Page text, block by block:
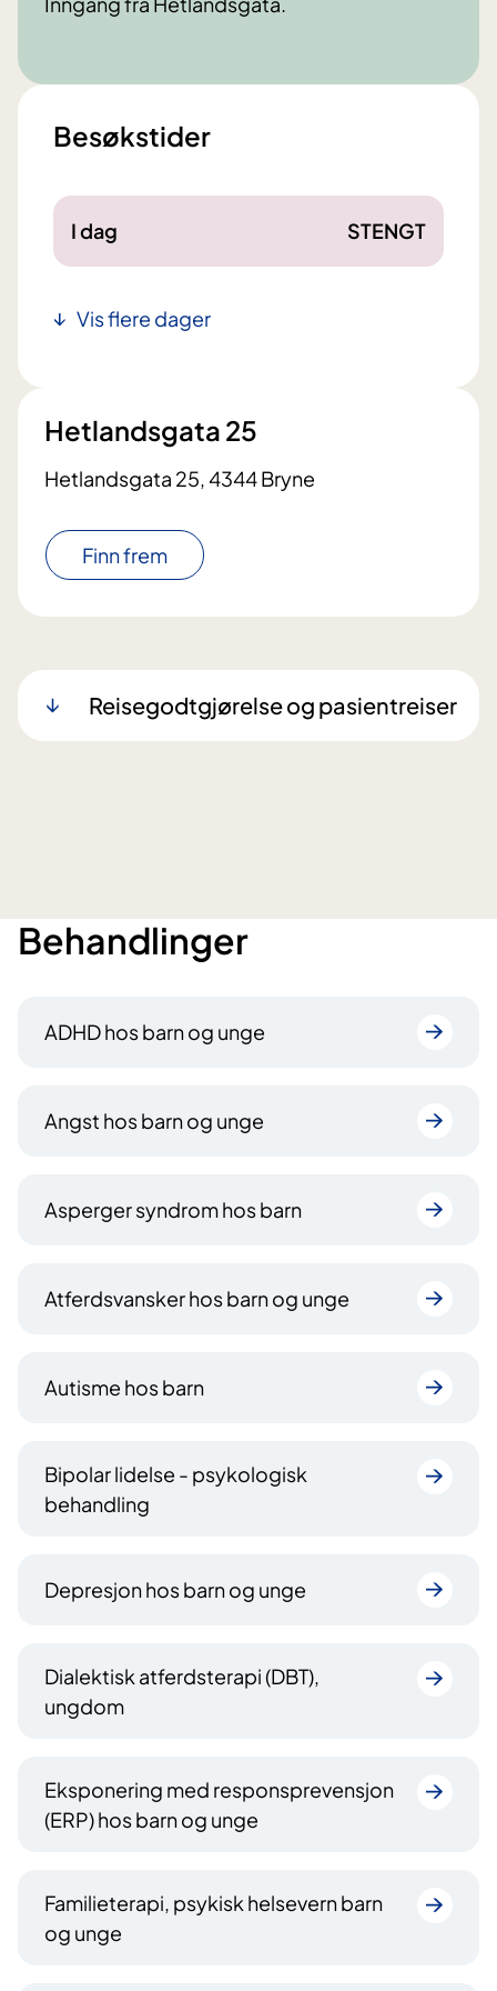
Besøkstider
I dag STENGT
Vis flere dager
Hetlandsgata 25
Hetlandsgata 25, 4344 Bryne
Finn frem
Reisegodtgjørelse og pasientreiser
Behandlinger
ADHD hos barn og unge
Angst hos barn og unge
Asperger syndrom hos barn
Atferdsvansker hos barn og unge
Autisme hos barn
Bipolar lidelse - psykologisk
behandling
Depresjon hos barn og unge
Dialektisk atferdsterapi (DBT),
ungdom
Eksponering med responsprevensjon
(ERP) hos barn og unge
Familieterapi, psykisk helsevern barn
og unge